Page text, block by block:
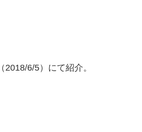
6/5）にて紹介。